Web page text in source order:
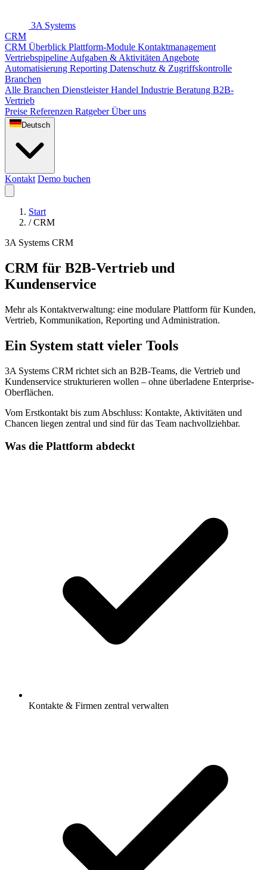
3A Systems
CRM
CRM Überblick Plattform-Module Kontaktmanagement
Vertriebspipeline Aufgaben & Aktivitäten Angebote
Automatisierung Reporting Datenschutz & Zugriffskontrolle
Branchen
Alle Branchen DienstleisterHandel Industrie Beratung B2B-
Vertrieb
Preise Referenzen RatgeberÜber uns
Deutsch
Kontakt Demo buchen
Start
/ CRM
3A Systems CRM
CRM für B2B-Vertrieb und
Kundenservice
Mehr als Kontaktverwaltung: eine modulare Plattform für Kunden,
Vertrieb, Kommunikation, Reporting und Administration.
Ein System statt vieler Tools
3A Systems CRM richtet sich an B2B-Teams, die Vertrieb und
Kundenservice strukturieren wollen – ohne überladene Enterprise-
Oberflächen.
Vom Erstkontakt bis zum Abschluss: Kontakte, Aktivitäten und
Chancen liegen zentral und sind für das Team nachvollziehbar.
Was die Plattform abdeckt
Kontakte & Firmen zentral verwalten